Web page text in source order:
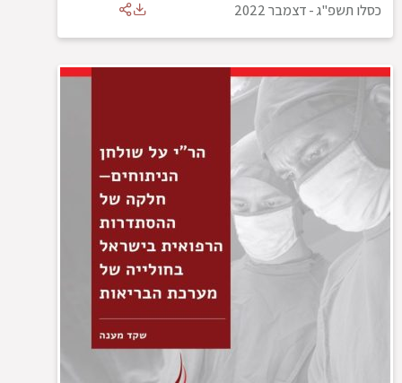
כסלו תשפ"ג-דצמבר 2022